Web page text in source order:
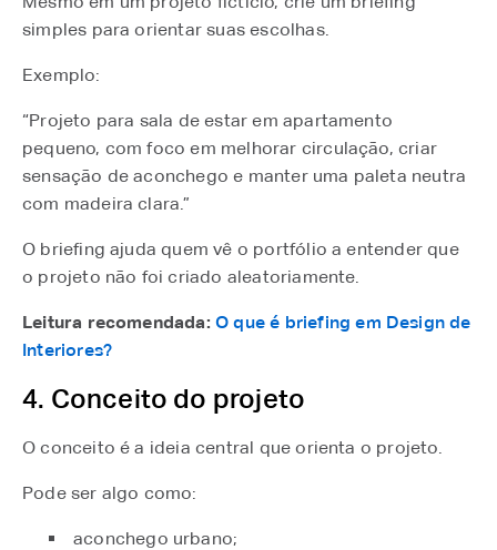
simples para orientar suas escolhas.
Exemplo:
“Projeto para sala de estar em apartamento
pequeno, com foco em melhorar circulação, criar
sensação de aconchego e manter uma paleta neutra
com madeira clara.”
O briefing ajuda quem vê o portfólio a entender que
o projeto não foi criado aleatoriamente.
Leitura recomendada: O que é briefing em Design de
Interiores?
4. Conceito do projeto
O conceito é a ideia central que orienta o projeto.
Pode ser algo como:
aconchego urbano;